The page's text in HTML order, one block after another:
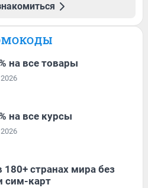
на все товары
на все курсы
180+ странах мира без
сим-карт